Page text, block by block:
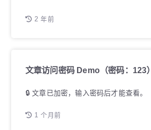
2 年前
文章访问密码 Demo（密码：123）
🔒 文章已加密，输入密码后才能查看。
1 个月前